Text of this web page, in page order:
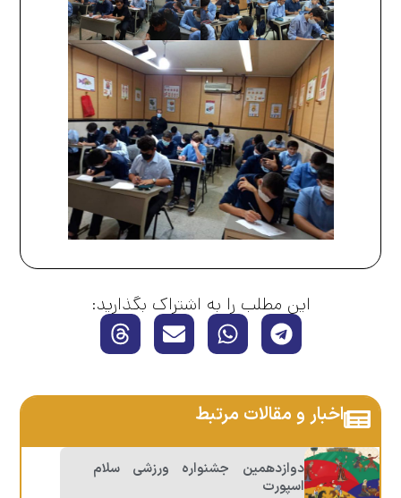
این مطلب را به اشتراک بگذارید:
اخبار و مقالات مرتبط
دوازدهمین جشنواره ورزشی سلام
اسپورت